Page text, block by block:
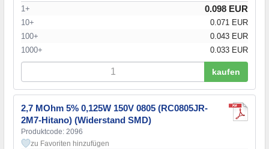
1+ 0.098 EUR
10+
0.071 EUR
100+
0.043 EUR
1000+
0.033 EUR
kaufen
2,7 MOhm 5% 0,125W 150V 0805 (RC0805JR-
2M7-Hitano) (Widerstand SMD)
Produktcode: 2096
zu Favoriten hinzufügen